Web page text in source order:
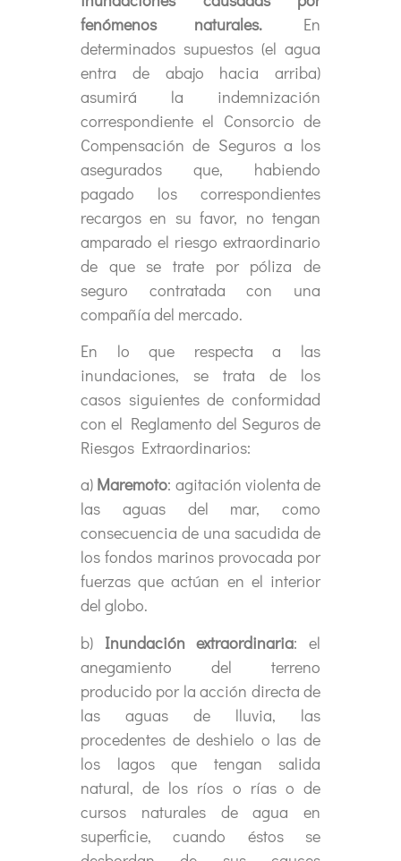
fenómenos naturales. En
determinados supuestos (el agua
entra de abajo hacia arriba)
asumirá la indemnización
correspondiente el Consorcio de
Compensación de Seguros a los
asegurados que, habiendo
pagado los correspondientes
recargos en su favor, no tengan
amparado el riesgo extraordinario
de que se trate por póliza de
seguro contratada con una
compañía del mercado.
En lo que respecta a las
inundaciones, se trata de los
casos siguientes de conformidad
con el Reglamento del Seguros de
Riesgos Extraordinarios:
a) Maremoto: agitación violenta de
las aguas del mar, como
consecuencia de una sacudida de
los fondos marinos provocada por
fuerzas que actúan en el interior
del globo.
b) Inundación extraordinaria: el
anegamiento del terreno
producido por la acción directa de
las aguas de lluvia, las
procedentes de deshielo o las de
los lagos que tengan salida
natural, de los ríos o rías o de
cursos naturales de agua en
superficie, cuando éstos se